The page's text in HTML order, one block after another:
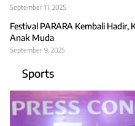
September 11, 2025
Festival PARARA Kembali
Anak Muda
September 9, 2025
Sports